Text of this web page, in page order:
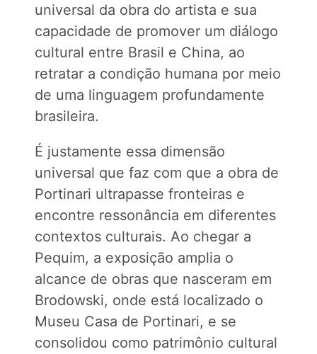
universal da obra do artista e sua
capacidade de promover um diálogo
cultural entre Brasil e China, ao
retratar a condição humana por meio
de uma linguagem profundamente
brasileira.
É justamente essa dimensão
universal que faz com que a obra de
Portinari ultrapasse fronteiras e
encontre ressonância em diferentes
contextos culturais. Ao chegar a
Pequim, a exposição amplia o
alcance de obras que nasceram em
Brodowski, onde está localizado o
Museu Casa de Portinari, e se
consolidou como patrimônio cultural